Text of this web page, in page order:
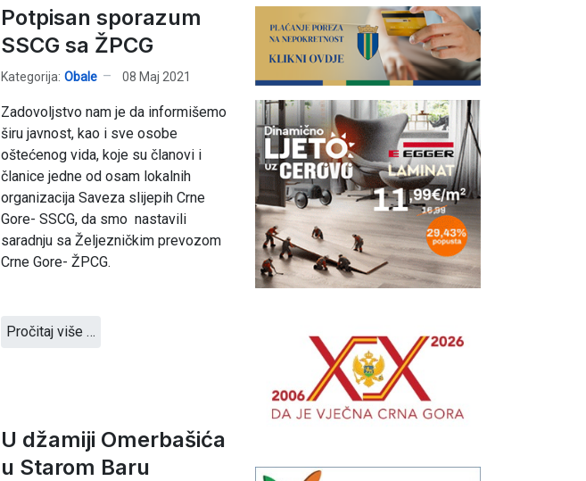
Potpisan sporazum
SSCG sa ŽPCG
Kategorija: Obale 08 Maj 2021
Zadovoljstvo nam je da informišemo
širu javnost, kao i sve osobe
oštećenog vida, koje su članovi i
članice jedne od osam lokalnih
organizacija Saveza slijepih Crne
Gore- SSCG, da smo nastavili
saradnju sa Željezničkim prevozom
Crne Gore- ŽPCG.
Pročitaj više …
U džamiji Omerbašića
u Starom Baru